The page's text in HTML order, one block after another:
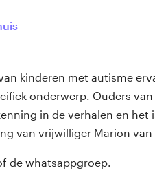
kinderen met autisme
onderwerp. Ouders
in de verhalen en het
van vrijwilliger Marion van
de whatsappgroep.